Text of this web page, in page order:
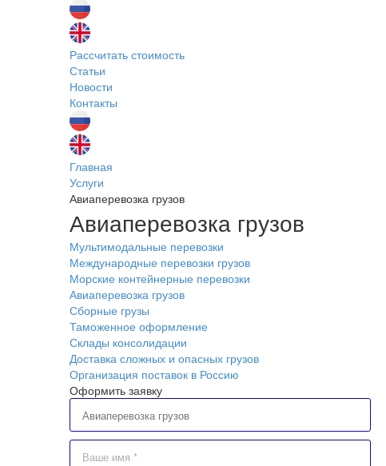
Рассчитать стоимость
Статьи
Новости
Контакты
Главная
Услуги
Авиаперевозка грузов
Авиаперевозка грузов
Мультимодальные перевозки
Международные перевозки грузов
Морские контейнерные перевозки
Авиаперевозка грузов
Сборные грузы
Таможенное оформление
Склады консолидации
Доставка сложных и опасных грузов
Организация поставок в Россию
Оформить заявку